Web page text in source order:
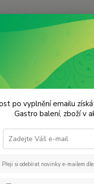
kuchyně - koření Afrika
maso -
po vyplnění emailu
Gastro balení, zboží v
Přeji si odebírat novinky e-mailem dle